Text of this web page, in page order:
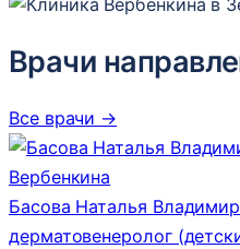
Врачи
Все врачи →
Басова Наталья
дерматовенеролог